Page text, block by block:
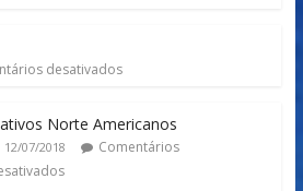
desativados
Norte Americanos
12/07/2018
Comentários